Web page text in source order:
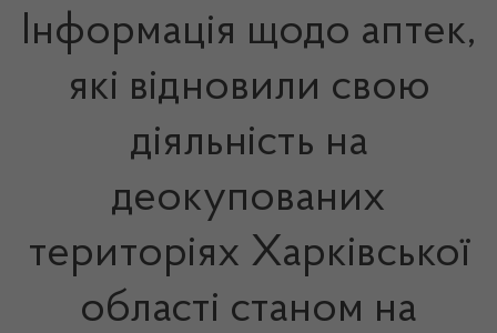
Інформація щодо аптек,
які відновили свою
діяльність на
деокупованих
територіях Харківської
області станом на